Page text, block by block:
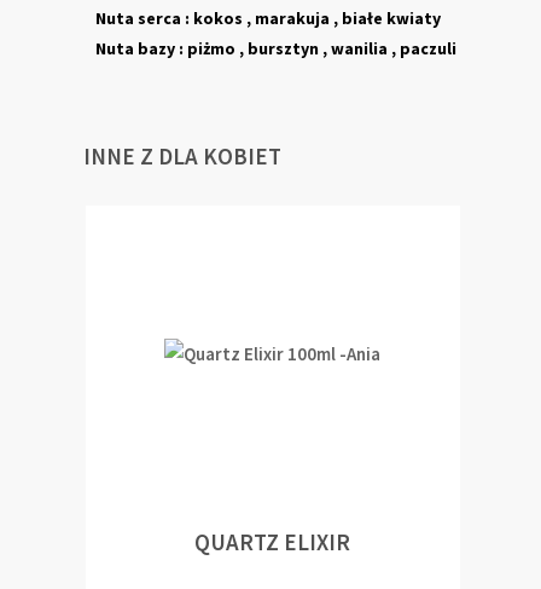
Nuta serca : kokos , marakuja , białe kwiaty
Nuta bazy : piżmo , bursztyn , wanilia , paczuli
INNE Z DLA KOBIET
QUARTZ ELIXIR